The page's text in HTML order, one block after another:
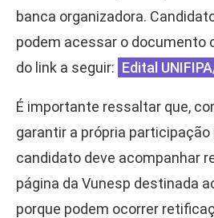
banca organizadora.
podem acessar o documento
do link a seguir: Edital
É importante ressaltar que,
garantir a própria participação
candidato deve acompanhar
página da Vunesp destinada
porque podem ocorrer